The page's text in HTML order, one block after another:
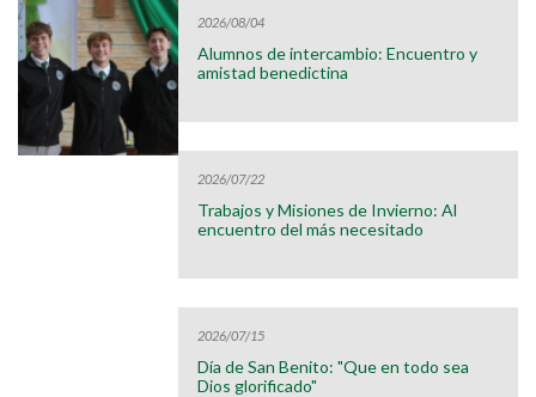
2026/08/04
Alumnos de intercambio: Encuentro y
amistad benedictina
2026/07/22
Trabajos y Misiones de Invierno: Al
encuentro del más necesitado
2026/07/15
Día de San Benito: "Que en todo sea
Dios glorificado"